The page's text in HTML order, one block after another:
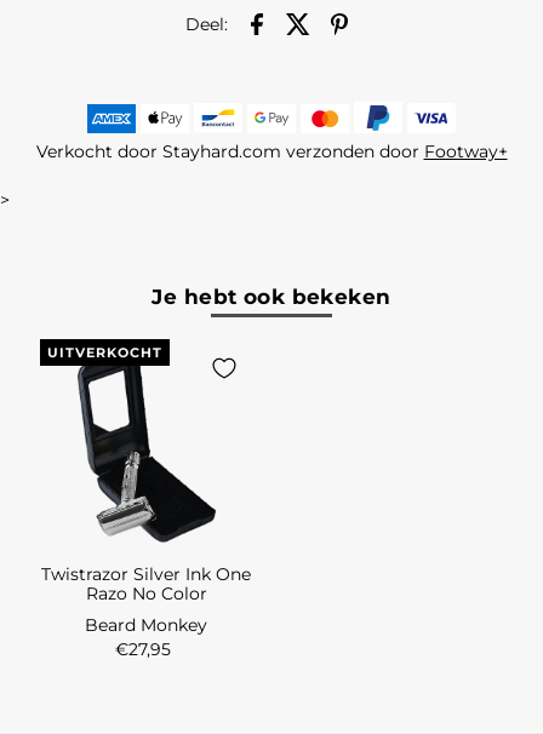
Deel:
Verkocht door Stayhard.com verzonden door Footway+
>
Je hebt ook bekeken
UITVERKOCHT
Twistrazor Silver Ink One
Razo No Color
Beard Monkey
€27,95